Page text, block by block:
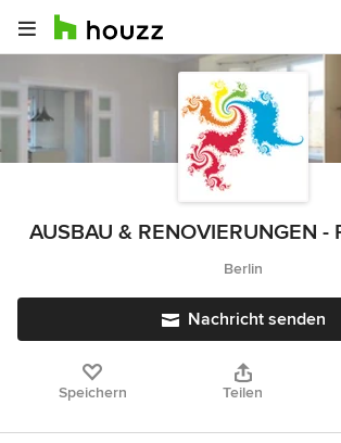
AUSBAU & RENOVIERUNGEN
Berlin
Nachricht senden
Speichern Teilen